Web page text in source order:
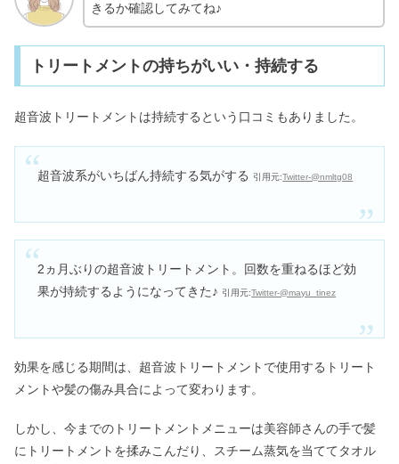
きるか確認してみてね♪
トリートメントの持ちがいい・持続する
超音波トリートメントは持続するという口コミもありました。
超音波系がいちばん持続する気がする 引用元:Twitter-@nmltg08
2ヵ月ぶりの超音波トリートメント。回数を重ねるほど効
果が持続するようになってきた♪ 引用元:Twitter-@mayu_tinez
効果を感じる期間は、超音波トリートメントで使用するトリート
メントや髪の傷み具合によって変わります。
しかし、今までのトリートメントメニューは美容師さんの手で髪
にトリートメントを揉みこんだり、スチーム蒸気を当ててタオル